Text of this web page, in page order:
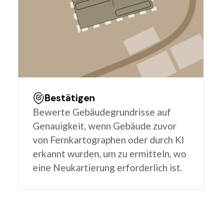
Bestätigen
Bewerte Gebäudegrundrisse auf
Genauigkeit, wenn Gebäude zuvor
von Fernkartographen oder durch KI
erkannt wurden, um zu ermitteln, wo
eine Neukartierung erforderlich ist.